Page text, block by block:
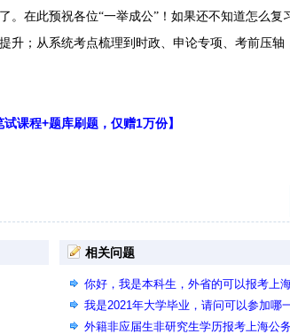
。在此预祝各位“一举成公”！如果还不知道怎么复
升；从系统考点梳理到时政、申论专项、考前压轴
试课程+题库刷题，仅赠1万份】
相关问题
你好，我是本科生，外省的可以报考上
我是2021年大学毕业，请问可以参加哪
外籍非应届生非研究生学历报考上海公